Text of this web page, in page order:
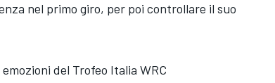
nel primo giro, per poi controllare il suo
del Trofeo Italia WRC